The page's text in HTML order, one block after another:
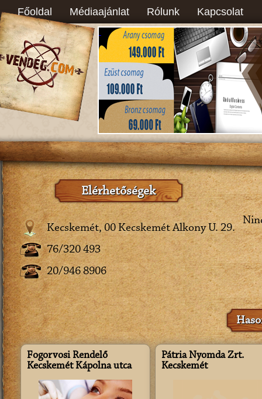
Főoldal Médiaajánlat Rólunk Kapcsolat
Elérhetőségek
Kecskemét, 00 Kecskemét Alkony U. 29.
76/320 493
20/946 8906
Fogorvosi Rendelő
Kecskemét Kápolna utca
Pátria Nyomda Zrt.
Kecskemét